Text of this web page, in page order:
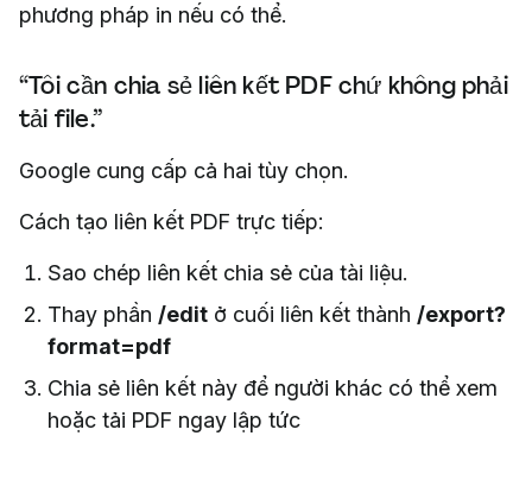
phương pháp in nếu có thể.
“Tôi cần chia sẻ liên kết PDF chứ không phải
tải file.”
Google cung cấp cả hai tùy chọn.
Cách tạo liên kết PDF trực tiếp:
Sao chép liên kết chia sẻ của tài liệu.
Thay phần /edit ở cuối liên kết thành /export?
format=pdf
Chia sẻ liên kết này để người khác có thể xem
hoặc tải PDF ngay lập tức